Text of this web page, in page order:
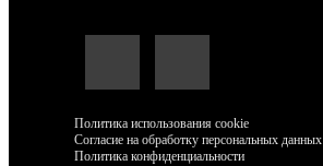
Политика использования cookie
Согласие на обработку персональных данных
Политика конфиденциальности